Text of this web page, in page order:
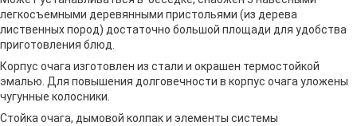
легкосъемными деревянными пристольями (из дерева
лиственных пород) достаточно большой площади для удобства
приготовления блюд.
Корпус очага изготовлен из стали и окрашен термостойкой
эмалью. Для повышения долговечности в корпус очага уложены
чугунные колосники.
Стойка очага, дымовой колпак и элементы системы